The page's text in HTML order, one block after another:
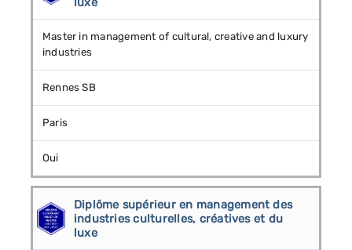
Master in management of cultural, creative and luxury
industries
Rennes SB
Paris
Oui
Diplôme supérieur en management des
industries culturelles, créatives et du
luxe